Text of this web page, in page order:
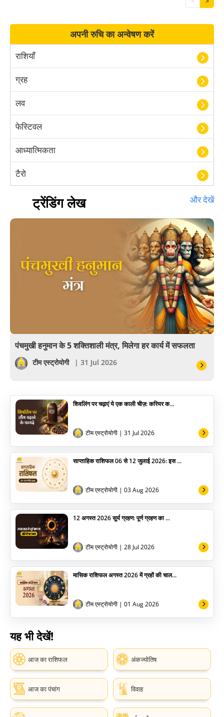
अपनी रुचि का अन्वेषण करें
राशियाँ
ग्रह
लव
फेस्टिवल
आध्यात्मिकता
टैरो
हस्तरेखा शास्त्र
बॉलीवुड
खेल
सेलिब्रिटी
योग
अन्य
ट्रेंडिंग लेख और देखें
पंचमुखी हनुमान के 5 शक्तिशाली मंत्र, मिलेगा हर कार्य में सफलता
टीम एस्ट्रोयोगी | 31 Jul 2026
शिवलिंग पर चढ़ाएं ये एक काली चीज़: करियर क...
टीम एस्ट्रोयोगी | 31 Jul 2026
साप्ताहिक राशिफल 06 से 12 जुलाई 2026: इस ...
टीम एस्ट्रोयोगी | 03 Aug 2026
12 अगस्त 2026 सूर्य ग्रहण: पूर्ण ग्रहण का ...
टीम एस्ट्रोयोगी | 28 Jul 2026
मासिक राशिफल अगस्त 2026 में ग्रहों की चाल...
टीम एस्ट्रोयोगी | 01 Aug 2026
यह भी देखें!
आज का राशिफल अंकज्योतिष
आज का पंचांग विवाह